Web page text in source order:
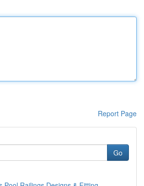
Report Page
Go